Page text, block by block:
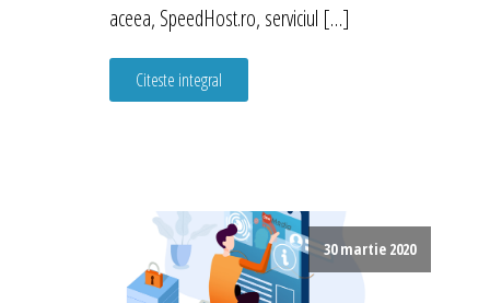
aceea, SpeedHost.ro, serviciul […]
Citeste integral
30 martie 2020